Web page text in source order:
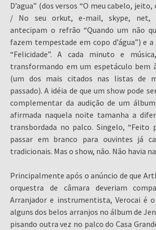
D’agua” (dos versos “O meu cabelo,
/ No seu orkut, e-mail, skype, net,
antecipam o refrão “Quando um não
fazem tempestade em copo d’água”) e
“Felicidade”. A cada minuto e
transformando em um espetáculo bem
(um dos mais citados nas listas de
passado). A idéia de que um show pode
complementar da audição de um
afirmada naquela noite tamanha a
transbordada no palco. Singelo, “Feito
passar em branco para ouvintes já
tradicionais. Mas o show, não. Não havia
Principalmente após o anúncio de que
orquestra de câmara deveriam
Arranjador e instrumentista, Verocai é
alguns dos belos arranjos no álbum de
pisando outra vez no palco do Casa